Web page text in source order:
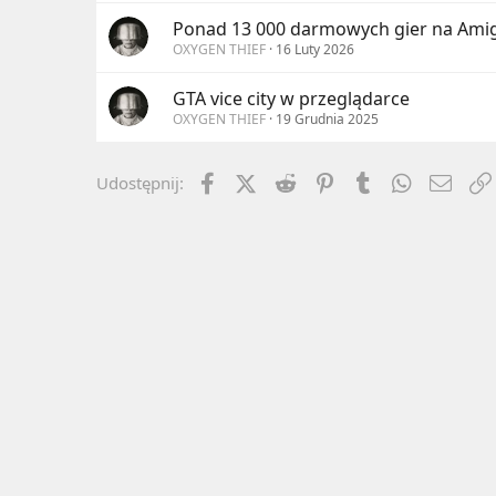
Ponad 13 000 darmowych gier na
OXYGEN THIEF 16 Luty 2026
GTA vice city w przeglądarce
OXYGEN THIEF 19 Grudnia 2025
Udostępnij: FacebookX (Twitter)
Reddit PinterestTumblrWhatsApp
Email